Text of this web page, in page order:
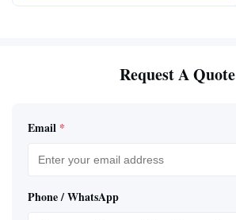
Request A Quote
Email *
Phone / WhatsApp